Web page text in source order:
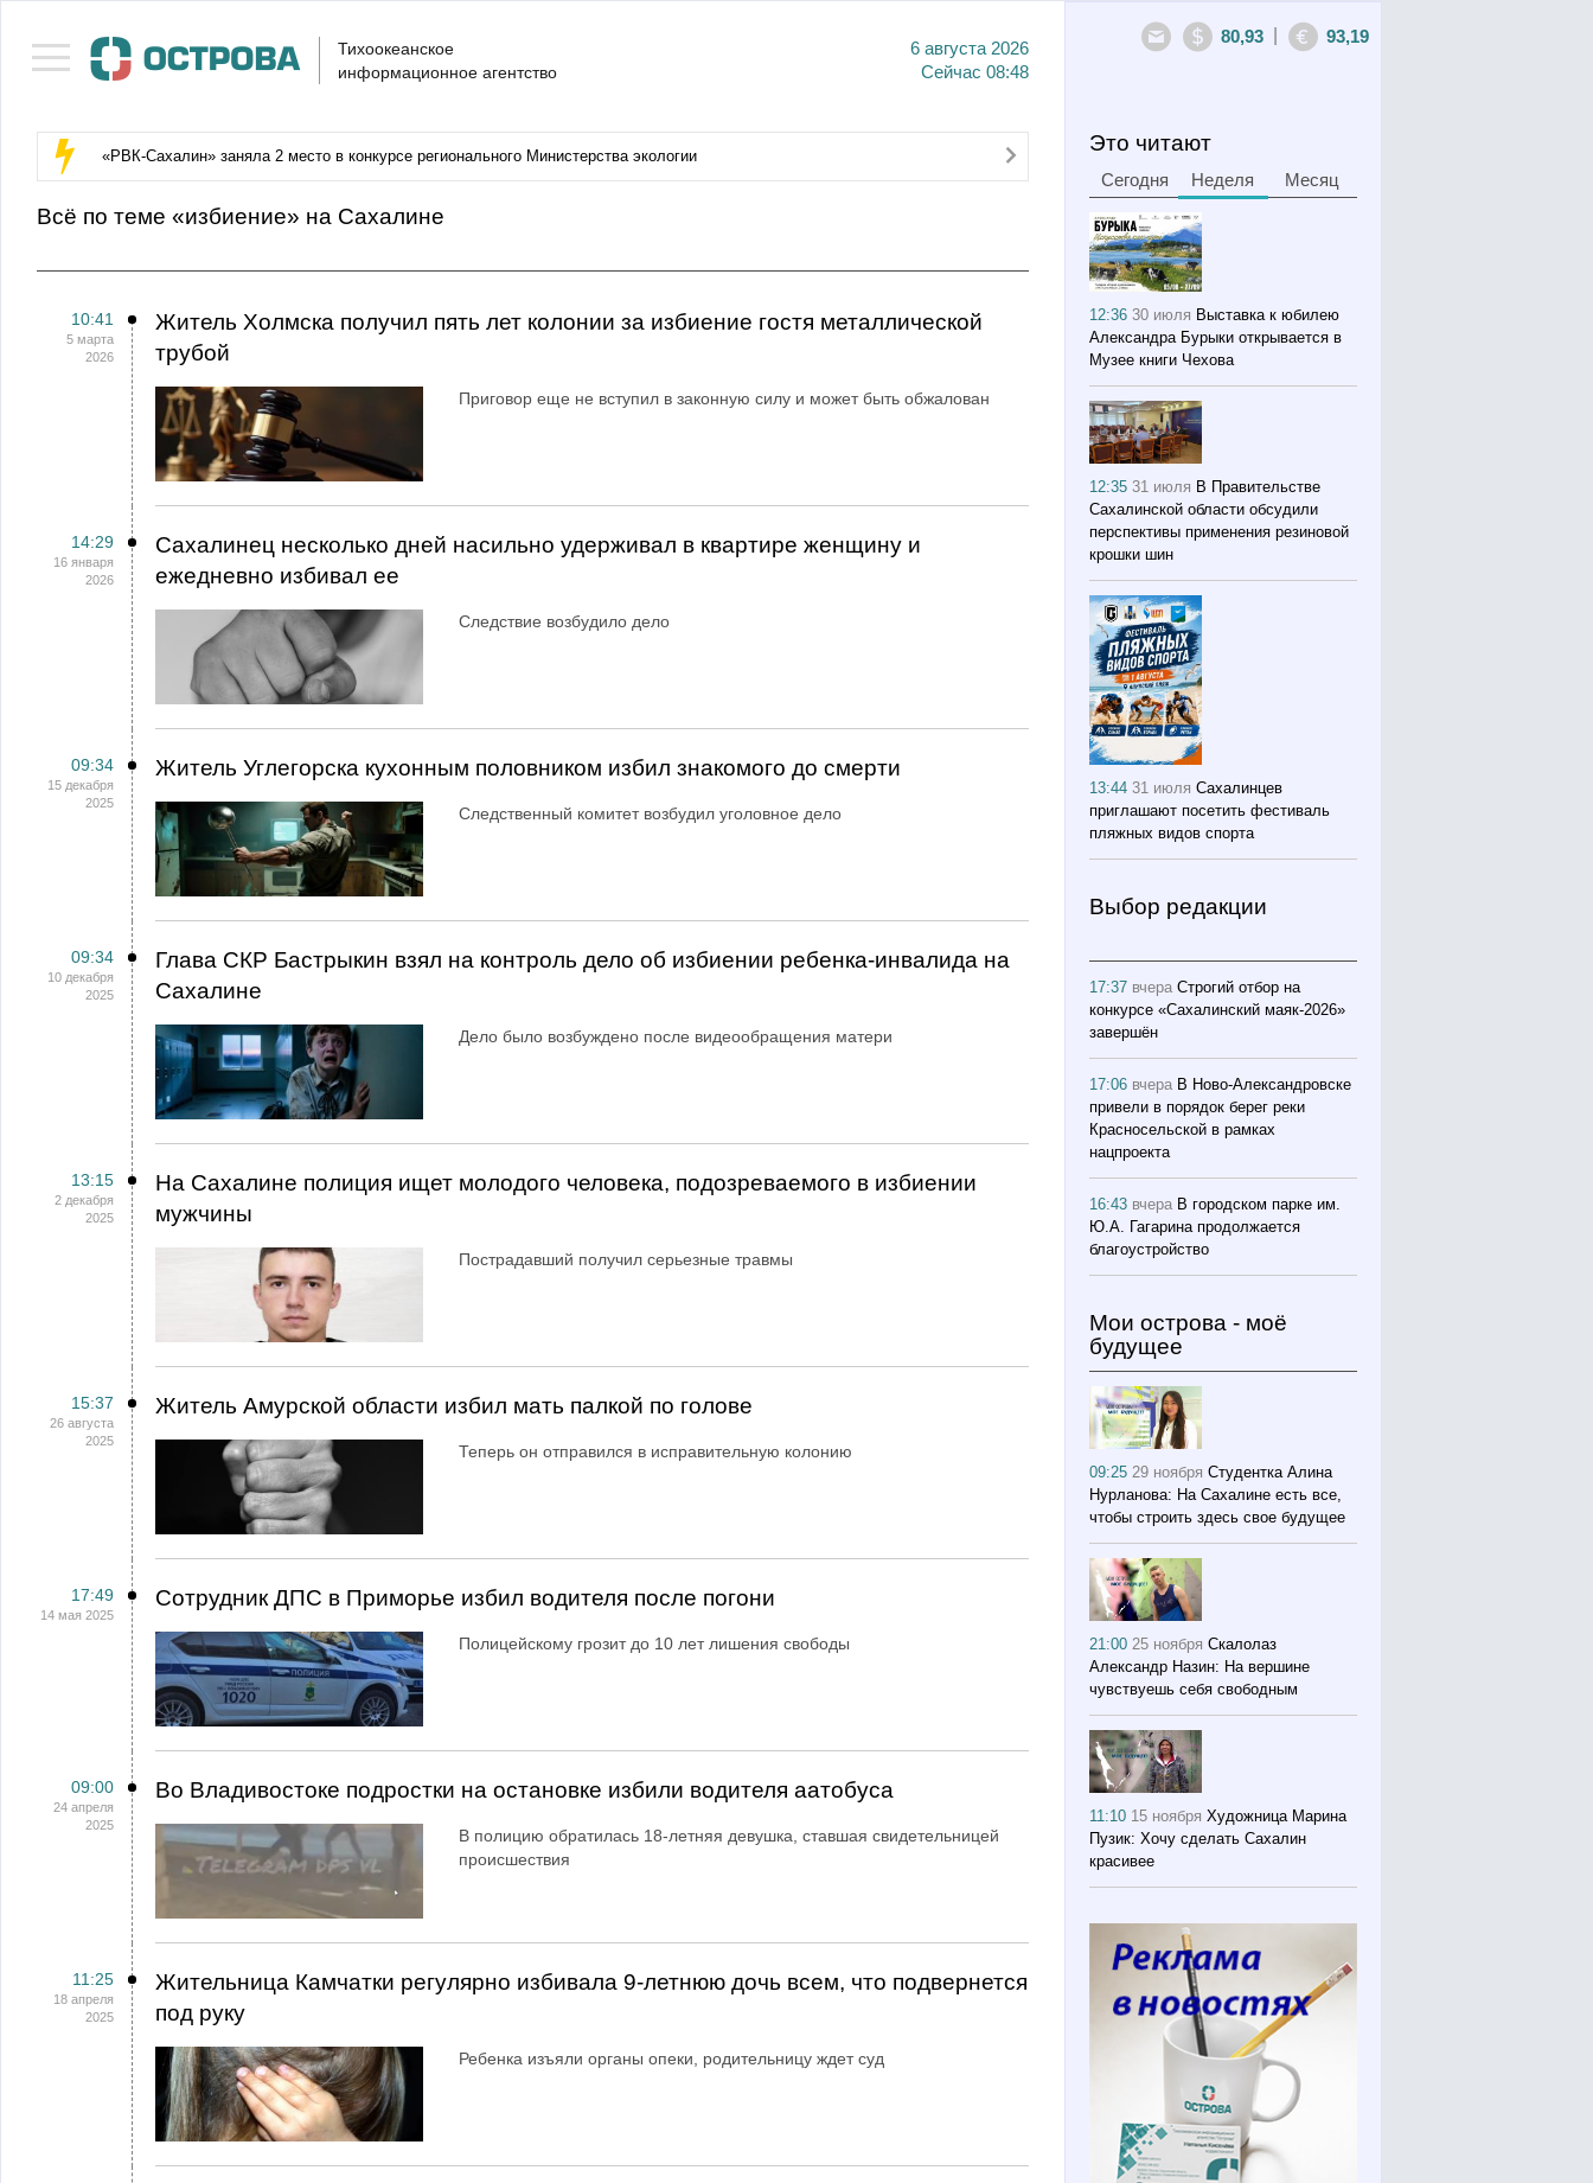
Тихоокеанское
информационное агентство
6 августа 2026
Сейчас 08:48
80,93 93,19
«РВК‑Сахалин» заняла 2 место в конкурсе регионального Министерства экологии
Всё по теме «избиение» на Сахалине
10:41
5 марта
2026
Житель Холмска получил пять лет колонии за избиение гостя металлической
трубой
Приговор еще не вступил в законную силу и может быть обжалован
14:29
16 января
2026
Сахалинец несколько дней насильно удерживал в квартире женщину и
ежедневно избивал ее
Следствие возбудило дело
09:34
15 декабря
2025
Житель Углегорска кухонным половником избил знакомого до смерти
Следственный комитет возбудил уголовное дело
09:34
10 декабря
2025
Глава СКР Бастрыкин взял на контроль дело об избиении ребенка-инвалида на
Сахалине
Дело было возбуждено после видеообращения матери
13:15
2 декабря
2025
На Сахалине полиция ищет молодого человека, подозреваемого в избиении
мужчины
Пострадавший получил серьезные травмы
15:37
26 августа
2025
Житель Амурской области избил мать палкой по голове
Теперь он отправился в исправительную колонию
17:49
14 мая 2025
Сотрудник ДПС в Приморье избил водителя после погони
Полицейскому грозит до 10 лет лишения свободы
09:00
24 апреля
2025
Во Владивостоке подростки на остановке избили водителя аатобуса
В полицию обратилась 18-летняя девушка, ставшая свидетельницей
происшествия
11:25
18 апреля
2025
Жительница Камчатки регулярно избивала 9-летнюю дочь всем, что подвернется
под руку
Ребенка изъяли органы опеки, родительницу ждет суд
Это читают
Сегодня Неделя Месяц
12:3630 июля Выставка к юбилею
Александра Бурыки открывается в
Музее книги Чехова
12:3531 июля В Правительстве
Сахалинской области обсудили
перспективы применения резиновой
крошки шин
13:4431 июля Сахалинцев
приглашают посетить фестиваль
пляжных видов спорта
Выбор редакции
17:37 вчера Строгий отбор на
конкурсе «Сахалинский маяк‑2026»
завершён
17:06 вчера В Ново-Александровске
привели в порядок берег реки
Красносельской в рамках
нацпроекта
16:43 вчера В городском парке им.
Ю.А. Гагарина продолжается
благоустройство
Мои острова - моё
будущее
09:25 29 ноября Студентка Алина
Нурланова: На Сахалине есть все,
чтобы строить здесь свое будущее
21:0025 ноября Скалолаз
Александр Назин: На вершине
чувствуешь себя свободным
11:10 15 ноября Художница Марина
Пузик: Хочу сделать Сахалин
красивее